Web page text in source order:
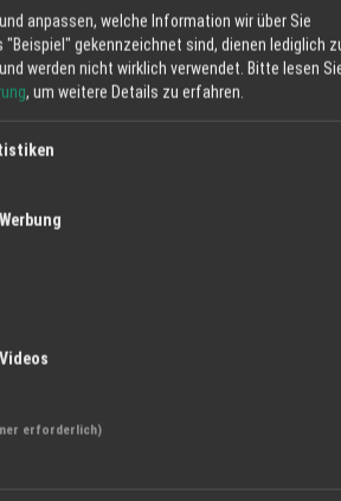
37° / 23°
20 %
36° / 20°
73 %
anpassen, welche Information wir über Sie
"Beispiel" gekennzeichnet sind, dienen lediglich
werden nicht wirklich verwendet. Bitte lesen
, um weitere Details zu erfahren.
erforderlich)